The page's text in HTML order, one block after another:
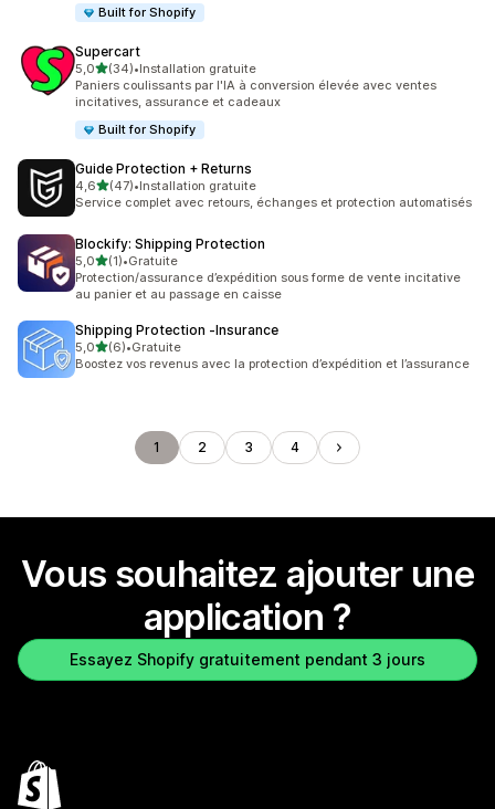
Built for Shopify
Supercart
5,0étoile(s) sur 5
(34)
34 avis au total
•Installation gratuite
Paniers coulissants par l'IA à conversion élevée avec ventes
incitatives, assurance et cadeaux
Built for Shopify
Guide Protection + Returns
4,6étoile(s) sur 5
(47)
47 avis au total
•Installation gratuite
Service complet avec retours, échanges et protection automatisés
Blockify: Shipping Protection
5,0étoile(s) sur 5
(1)
1 avis au total
•Gratuite
Protection/assurance d’expédition sous forme de vente incitative
au panier et au passage en caisse
Shipping Protection ‑Insurance
5,0étoile(s) sur 5
(6)
6 avis au total
•Gratuite
Boostez vos revenus avec la protection d’expédition et l’assurance
1 2 3 4
Vous souhaitez ajouter une
application ?
Essayez Shopify gratuitement pendant 3 jours